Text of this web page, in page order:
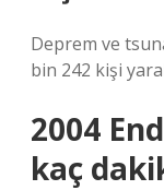
Deprem ve
bin 242 kişi
2004
kaç